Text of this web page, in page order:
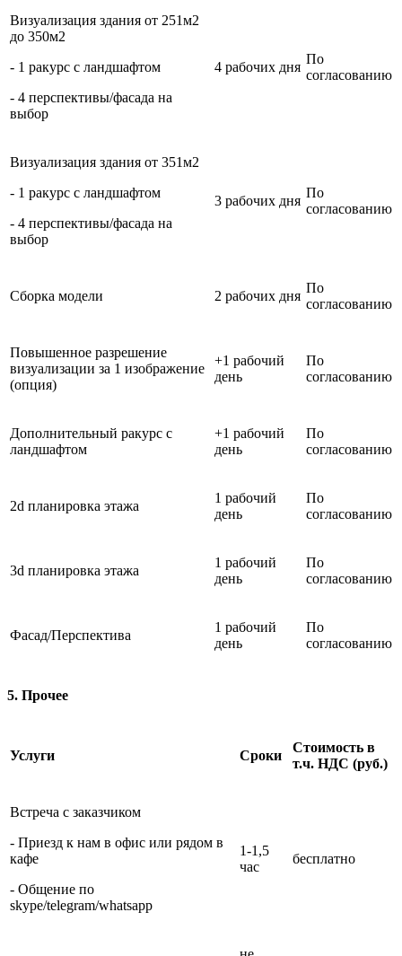
Визуализация здания от 251м2
до 350м2
- 1 ракурс с ландшафтом
- 4 перспективы/фасада на
выбор
4 рабочих дня
По
согласованию
Визуализация здания от 351м2
- 1 ракурс с ландшафтом
- 4 перспективы/фасада на
выбор
3 рабочих дня
По
согласованию
Сборка модели 2 рабочих дня
По
согласованию
Повышенное разрешение
визуализации за 1 изображение
(опция)
+1 рабочий
день
По
согласованию
Дополнительный ракурс с
ландшафтом
+1 рабочий
день
По
согласованию
2d планировка этажа
1 рабочий
день
По
согласованию
3d планировка этажа
1 рабочий
день
По
согласованию
Фасад/Перспектива
1 рабочий
день
По
согласованию
5. Прочее
Услуги Сроки
Стоимость в
т.ч. НДС (руб.)
Встреча с заказчиком
- Приезд к нам в офис или рядом в
кафе
- Общение по
skype/telegram/whatsapp
1-1,5
час
бесплатно